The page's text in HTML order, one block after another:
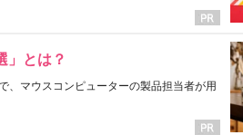
」とは？
、マウスコンピューターの製品担当者が用